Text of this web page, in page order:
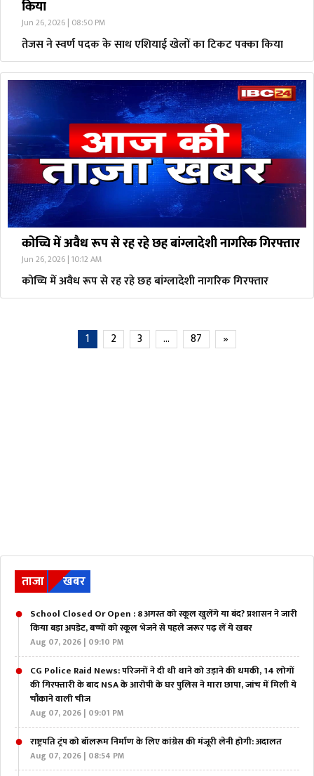
किया
Jun 26, 2026 | 08:50 PM
तेजस ने स्वर्ण पदक के साथ एशियाई खेलों का टिकट पक्का किया
कोच्चि में अवैध रूप से रह रहे छह बांग्लादेशी नागरिक गिरफ्तार
Jun 26, 2026 | 10:12 AM
कोच्चि में अवैध रूप से रह रहे छह बांग्लादेशी नागरिक गिरफ्तार
1 2 3 … 87 »
ताजा खबर
School Closed Or Open : 8 अगस्त को स्कूल खुलेंगे या बंद? प्रशासन ने जारी
किया बड़ा अपडेट, बच्चों को स्कूल भेजने से पहले जरूर पढ़ लें ये खबर
Aug 07, 2026 | 09:10 PM
CG Police Raid News: परिजनों ने दी थी थाने को उड़ाने की धमकी, 14 लोगों
की गिरफ्तारी के बाद NSA के आरोपी के घर पुलिस ने मारा छापा, जांच में मिली ये
चौंकाने वाली चीज
Aug 07, 2026 | 09:01 PM
राष्ट्रपति ट्रंप को बॉलरूम निर्माण के लिए कांग्रेस की मंजूरी लेनी होगी: अदालत
Aug 07, 2026 | 08:54 PM